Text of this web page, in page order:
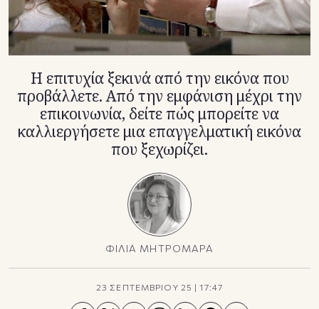
Η επιτυχία ξεκινά από την εικόνα που
προβάλλετε. Από την εμφάνιση μέχρι την
επικοινωνία, δείτε πώς μπορείτε να
καλλιεργήσετε μια επαγγελματική εικόνα
που ξεχωρίζει.
ΦΙΛΙΑ ΜΗΤΡΟΜΑΡΑ
23 ΣΕΠΤΕΜΒΡΙΟΥ 25 |17:47